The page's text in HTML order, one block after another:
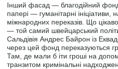
Інший фасад — благодійний фонд
папері — гуманітарні
міжнародних переказів. Що
— той самий швейцарський
Сальдівія Андрес Байрон із
через цей фонд переказуються
Там, де мали б іти гроші на
транзитом кримінальні